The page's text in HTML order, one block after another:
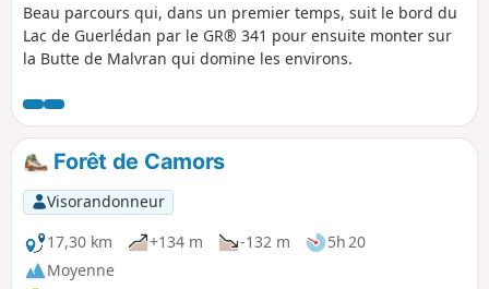
Beau parcours qui, dans un premier temps, suit le bord du
Lac de Guerlédan par le GR® 341 pour ensuite monter sur
la Butte de Malvran qui domine les environs.
Forêt de Camors
Visorandonneur
17,30 km
+134 m -132 m
5h 20
Moyenne